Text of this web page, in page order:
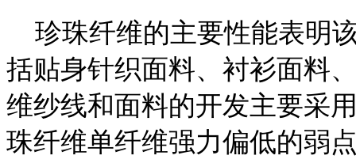
珍珠纤维的主要性能表明
括贴身针织面料、衬衫面料
维纱线和面料的开发主要采
珠纤维单纤维强力偏低的弱